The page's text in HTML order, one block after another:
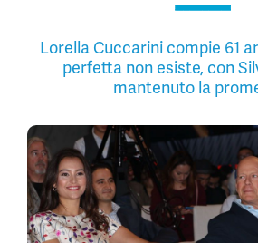
Lorella Cuccarini compie 61
perfetta non esiste, con
mantenuto la